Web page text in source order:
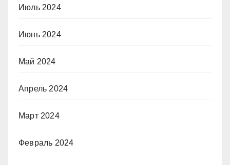
Июль 2024
Июнь 2024
Май 2024
Апрель 2024
Март 2024
Февраль 2024